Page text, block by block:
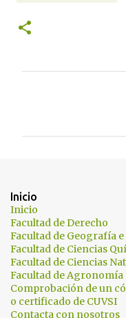
a
r
i
o
s
Inicio
Inicio
Facultad de Derecho
Facultad de Geografía
Facultad de Ciencias
Facultad de Ciencias
Facultad de Agronomía
Comprobación de un
o certificado de CUVSI
Contacta con nosotros